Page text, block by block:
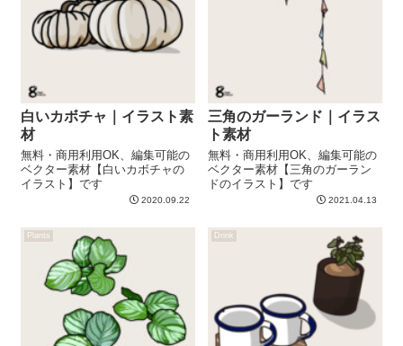
白いカボチャ｜イラスト素
材
無料・商用利用OK、編集可能の
ベクター素材【白いカボチャの
イラスト】です
2020.09.22
三角のガーランド｜イラス
ト素材
無料・商用利用OK、編集可能の
ベクター素材【三角のガーラン
ドのイラスト】です
2021.04.13
Plants Drink